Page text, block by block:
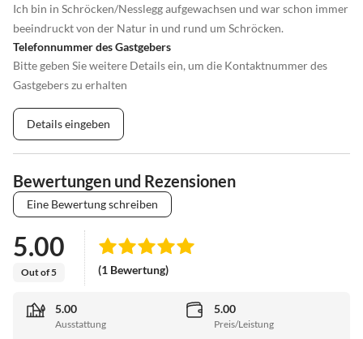
Ich bin in Schröcken/Nesslegg aufgewachsen und war schon immer
beeindruckt von der Natur in und rund um Schröcken.
Telefonnummer des Gastgebers
Bitte geben Sie weitere Details ein, um die Kontaktnummer des
Gastgebers zu erhalten
Details eingeben
Bewertungen und Rezensionen
Eine Bewertung schreiben
5.00
Out of 5 (1 Bewertung)
5.00
Ausstattung
5.00
Preis/Leistung